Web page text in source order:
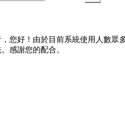
您好！由於目前系統使用人數眾
感謝您的配合。